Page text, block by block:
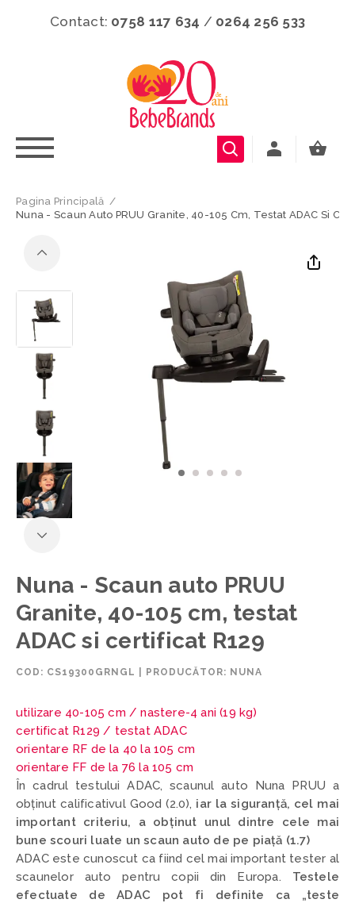
Contact: 0758 117 634 / 0264 256 533
Pagina Principală /
Nuna - Scaun Auto PRUU Granite, 40-105 Cm, Testat ADAC Si
Nuna - Scaun auto PRUU
Granite, 40-105 cm, testat
ADAC si certificat R129
COD: CS19300GRNGL PRODUCĂTOR: NUNA
utilizare 40-105 cm /nastere-4 ani (19 kg)
certificat R129 / testat ADAC
orientare RF de la 40 la 105 cm
orientare FF de la 76 la 105 cm
În cadrul testului ADAC, scaunul auto Nuna PRUU a
obținut calificativul Good (2.0), iar la siguranță, cel mai
important criteriu, a obținut unul dintre cele mai
bune scouri luate un scaun auto de pe piață (1.7)
ADAC este cunoscut ca fiind cel mai important tester al
scaunelor auto pentru copii din Europa. Testele
efectuate de ADAC pot fi definite ca „teste